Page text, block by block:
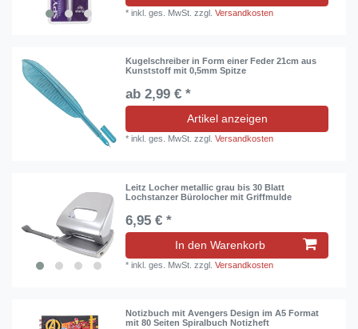
*inkl. ges. MwSt. zzgl.Versandkosten
Kugelschreiber in Form einer Feder 21cm aus
Kunststoff mit 0,5mm Spitze
ab 2,99 € *
Artikel anzeigen
*inkl. ges. MwSt. zzgl.Versandkosten
Leitz Locher metallic grau bis 30 Blatt
Lochstanzer Bürolocher mit Griffmulde
6,95 € *
In den Warenkorb
*inkl. ges. MwSt. zzgl.Versandkosten
Notizbuch mit Avengers Design im A5 Format
mit 80 Seiten Spiralbuch Notizheft